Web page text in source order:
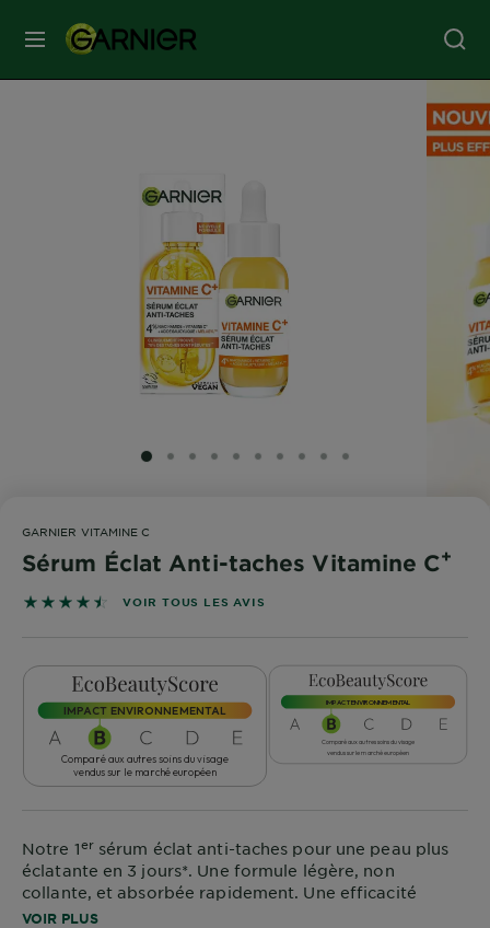
MENU
COLORATION
NOS
Au coeur
de
l'ingrédient
Garnier x
Gisele
Notre
magazine
SLIDE 1
SLIDE 2
SLIDE 3
SLIDE 4
SLIDE 5
SLIDE 6
SLIDE 7
SLIDE 8
SLIDE 9
SLIDE 10
GARNIER VITAMINE C
Sérum Éclat Anti-taches Vitamine C+
4.4767 sur 5 étoiles basé sur les avis
VOIR TOUS LES AVIS
IMPACT ENVIRONNEMENTAL
Comparé aux autres soins du visage
vendus sur le marché européen
Notre 1ersérum éclat anti-taches pour une peau plus
éclatante en 3 jours*. Une formule légère, non
collante, et absorbée rapidement. Une efficacité
prouvée pour unifier la peau et réduire tous les types
VOIR PLUS